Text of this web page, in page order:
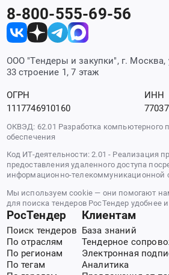
8-800-555-69-56
ООО "Тендеры и закупки", г. Москва,
33 строение 1, 7 этаж
ОГРН
1117746910160
ИНН
ОКВЭД: 62.01 Разработка компьютерного
обеспечения
Код ИТ-деятельности: 2.01 - Реализация
предоставления удаленного доступа
информационно-телекоммуникационной
Мы используем cookie — они помогают
для поиска тендеров РосТендер удобнее
РосТендер
Поиск тендеров
По отраслям
По регионам
По тегам
Клиентам
База знаний
Тендерное
Электронная
Аналитика